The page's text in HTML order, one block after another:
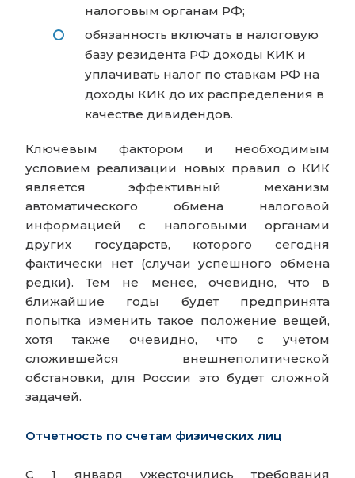
налоговым органам РФ;
обязанность включать в налоговую
базу резидента РФ доходы КИК и
уплачивать налог по ставкам РФ на
доходы КИК до их распределения в
качестве дивидендов.
Ключевым фактором и необходимым
условием реализации новых правил о КИК
является эффективный механизм
автоматического обмена налоговой
информацией с налоговыми органами
других государств, которого сегодня
фактически нет (случаи успешного обмена
редки). Тем не менее, очевидно, что в
ближайшие годы будет предпринята
попытка изменить такое положение вещей,
хотя также очевидно, что с учетом
сложившейся внешнеполитической
обстановки, для России это будет сложной
задачей.
Отчетность по счетам физических лиц
C 1 января ужесточились требования